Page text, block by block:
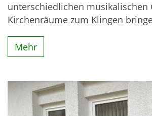
unterschiedlichen musikalischen
Kirchenräume zum Klingen
Mehr